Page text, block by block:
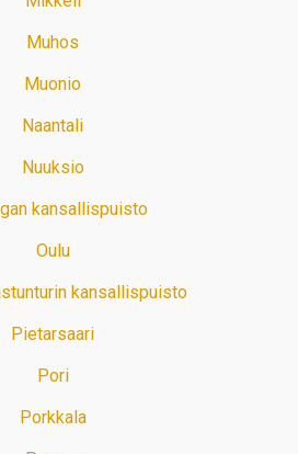
Muhos
Muonio
Naantali
Nuuksio
kansallispuisto
Oulu
kansallispuisto
Pietarsaari
Pori
Porkkala